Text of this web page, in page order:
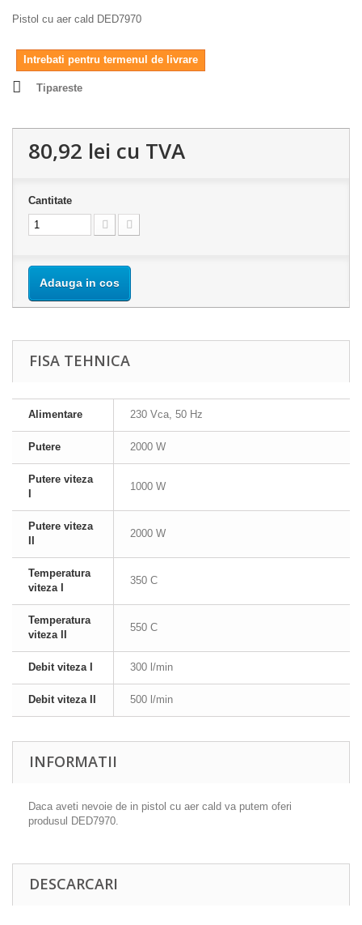
Pistol cu aer cald DED7970
Intrebati pentru termenul de livrare
Tipareste
80,92 lei cu TVA
Cantitate
Adauga in cos
FISA TEHNICA
Alimentare 230 Vca, 50 Hz
Putere 2000 W
Putere viteza
I
1000 W
Putere viteza
II
2000 W
Temperatura
viteza I
350 C
Temperatura
viteza II
550 C
Debit viteza I 300 l/min
Debit viteza II 500 l/min
INFORMATII
Daca aveti nevoie de in pistol cu aer cald va putem oferi
produsul DED7970.
DESCARCARI